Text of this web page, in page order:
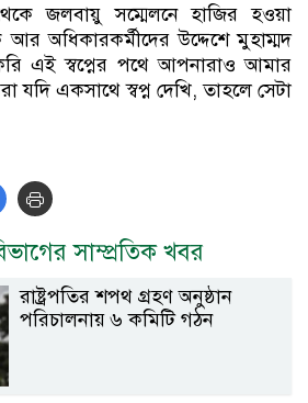
জলবায়ু সম্মেলনে হাজির হওয়া
আর অধিকারকর্মীদের উদ্দেশে মুহাম্মদ
এই স্বপ্নের পথে আপনারাও আমার
যদি একসাথে স্বপ্ন দেখি, তাহলে সেটা
সাম্প্রতিক খবর
রাষ্ট্রপতির শপথ গ্রহণ অনুষ্ঠান
পরিচালনায় ৬ কমিটি গঠন